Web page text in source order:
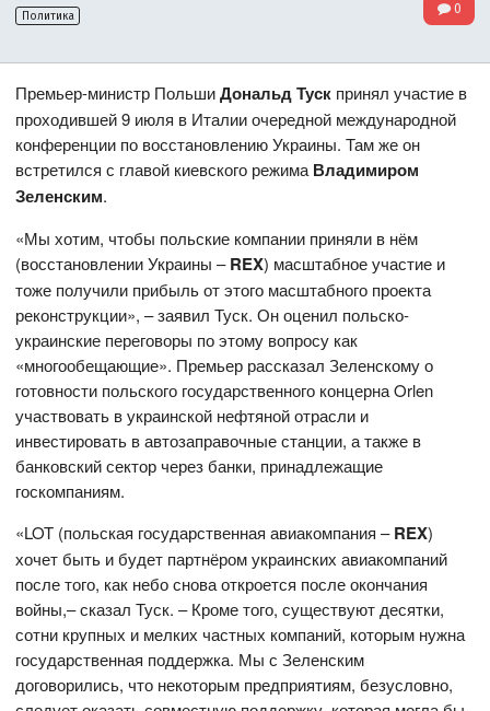
Политика 0
Премьер-министр ПольшиДональд Туск принял участие в
проходившей 9 июля в Италии очередной международной
конференции по восстановлению Украины. Там же он
встретился с главой киевского режимаВладимиром
Зеленским.
«Мы хотим, чтобы польские компании приняли в нём
(восстановлении Украины –REX) масштабное участие и
тоже получили прибыль от этого масштабного проекта
реконструкции», – заявил Туск. Он оценил польско-
украинские переговоры по этому вопросу как
«многообещающие». Премьер рассказал Зеленскому о
готовности польского государственного концерна Orlen
участвовать в украинской нефтяной отрасли и
инвестировать в автозаправочные станции, а также в
банковский сектор через банки, принадлежащие
госкомпаниям.
«LOT (польская государственная авиакомпания –REX)
хочет быть и будет партнёром украинских авиакомпаний
после того, как небо снова откроется после окончания
войны,– сказал Туск. – Кроме того, существуют десятки,
сотни крупных и мелких частных компаний, которым нужна
государственная поддержка. Мы с Зеленским
договорились, что некоторым предприятиям, безусловно,